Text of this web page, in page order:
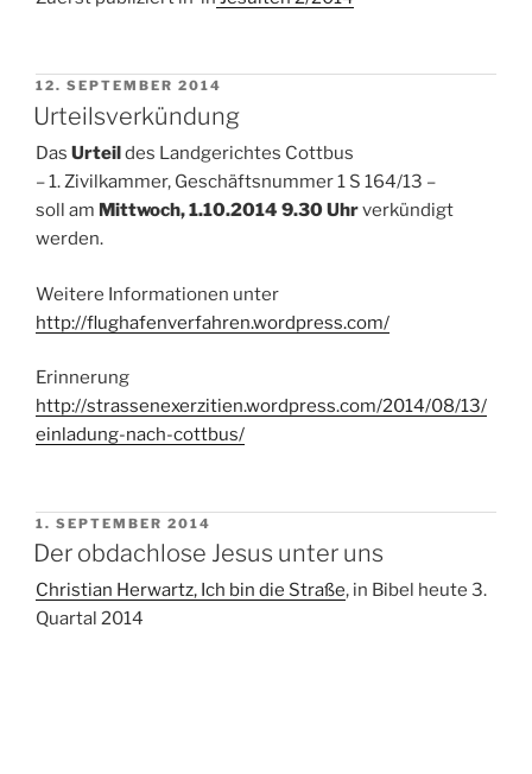
VERÖFFENTLICHT
AM
12. SEPTEMBER 2014
Urteilsverkündung
Das Urteildes Landgerichtes Cottbus
– 1. Zivilkammer, Geschäftsnummer 1 S 164/13 –
soll am Mittwoch, 1.10.2014 9.30 Uhrverkündigt
werden.
Weitere Informationen unter
http://flughafenverfahren.wordpress.com/
Erinnerung
http://strassenexerzitien.wordpress.com/2014/08/13/
einladung-nach-cottbus/
VERÖFFENTLICHT
AM
1. SEPTEMBER 2014
Der obdachlose Jesus unter uns
Christian Herwartz, Ich bin die Straße, in Bibel heute 3.
Quartal 2014